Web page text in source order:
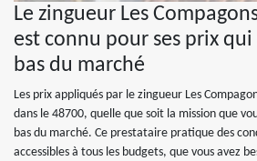
Le zingueur Les
est connu pour ses prix
bas du marché
Les prix appliqués par le zingueur Les
dans le 48700, quelle que soit la mission que
bas du marché. Ce prestataire pratique des
accessibles à tous les budgets, que vous avez